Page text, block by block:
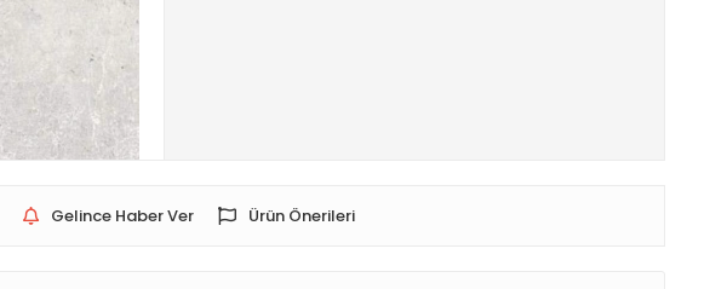
Gelince Haber Ver Ürün Önerileri